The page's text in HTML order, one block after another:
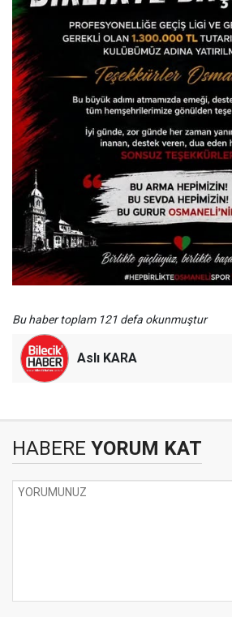
Bu haber toplam 121 defa okunmuştur
Aslı KARA
HABERE YORUM KAT